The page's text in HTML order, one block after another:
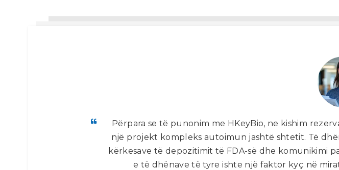
Përpara se të punonim me HKeyBio, ne kishim
një projekt kompleks autoimun jashtë shtetit. Të
kërkesave të depozitimit të FDA-së dhe komunikimi
e të dhënave të tyre ishte një faktor kyç në